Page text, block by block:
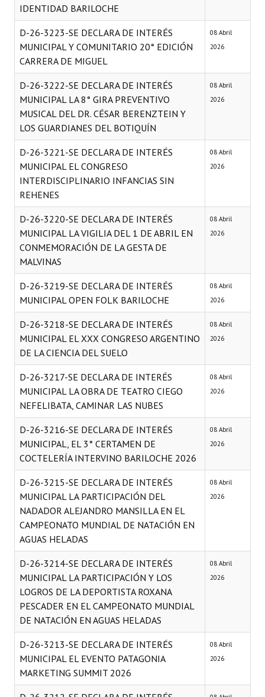
IDENTIDAD BARILOCHE
D-26-3223-SE DECLARA DE INTERÉS
MUNICIPAL Y COMUNITARIO 20° EDICIÓN
CARRERA DE MIGUEL
08 Abril
2026
D-26-3222-SE DECLARA DE INTERÉS
MUNICIPAL LA 8° GIRA PREVENTIVO
MUSICAL DEL DR. CÉSAR BERENZTEIN Y
LOS GUARDIANES DEL BOTIQUÍN
08 Abril
2026
D-26-3221-SE DECLARA DE INTERÉS
MUNICIPAL EL CONGRESO
INTERDISCIPLINARIO INFANCIAS SIN
REHENES
08 Abril
2026
D-26-3220-SE DECLARA DE INTERÉS
MUNICIPAL LA VIGILIA DEL 1 DE ABRIL EN
CONMEMORACIÓN DE LA GESTA DE
MALVINAS
08 Abril
2026
D-26-3219-SE DECLARA DE INTERÉS
MUNICIPAL OPEN FOLK BARILOCHE
08 Abril
2026
D-26-3218-SE DECLARA DE INTERÉS
MUNICIPAL EL XXX CONGRESO ARGENTINO
DE LA CIENCIA DEL SUELO
08 Abril
2026
D-26-3217-SE DECLARA DE INTERÉS
MUNICIPAL LA OBRA DE TEATRO CIEGO
NEFELIBATA, CAMINAR LAS NUBES
08 Abril
2026
D-26-3216-SE DECLARA DE INTERÉS
MUNICIPAL, EL 3° CERTAMEN DE
COCTELERÍA INTERVINO BARILOCHE 2026
08 Abril
2026
D-26-3215-SE DECLARA DE INTERÉS
MUNICIPAL LA PARTICIPACIÓN DEL
NADADOR ALEJANDRO MANSILLA EN EL
CAMPEONATO MUNDIAL DE NATACIÓN EN
AGUAS HELADAS
08 Abril
2026
D-26-3214-SE DECLARA DE INTERÉS
MUNICIPAL LA PARTICIPACIÓN Y LOS
LOGROS DE LA DEPORTISTA ROXANA
PESCADER EN EL CAMPEONATO MUNDIAL
DE NATACIÓN EN AGUAS HELADAS
08 Abril
2026
D-26-3213-SE DECLARA DE INTERÉS
MUNICIPAL EL EVENTO PATAGONIA
MARKETING SUMMIT 2026
08 Abril
2026